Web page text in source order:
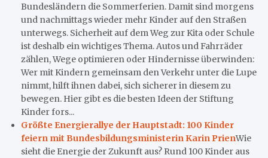
Bundesländern die Sommerferien. Damit sind morgens
und nachmittags wieder mehr Kinder auf den Straßen
unterwegs. Sicherheit auf dem Weg zur Kita oder Schule
ist deshalb ein wichtiges Thema. Autos und Fahrräder
zählen, Wege optimieren oder Hindernisse überwinden:
Wer mit Kindern gemeinsam den Verkehr unter die Lupe
nimmt, hilft ihnen dabei, sich sicherer in diesem zu
bewegen. Hier gibt es die besten Ideen der Stiftung
Kinder fors...
Größte Energierallye der Hauptstadt: 100 Kinder
feiern mit Bundesbildungsministerin Karin PrienWie
sieht die Energie der Zukunft aus? Rund 100 Kinder aus